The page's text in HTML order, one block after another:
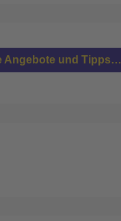
Angebote und Tipps…